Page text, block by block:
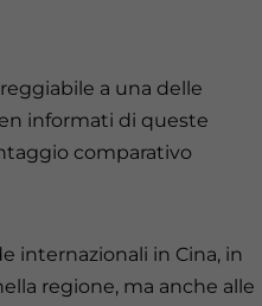
a una delle
informati di queste
comparativo
internazionali in Cina, in
regione, ma anche alle